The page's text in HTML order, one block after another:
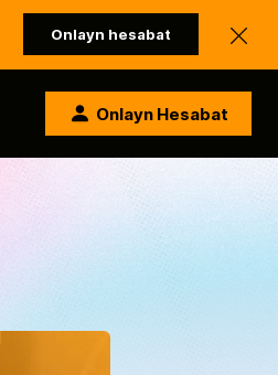
Onlayn hesabat
Onlayn Hesabat